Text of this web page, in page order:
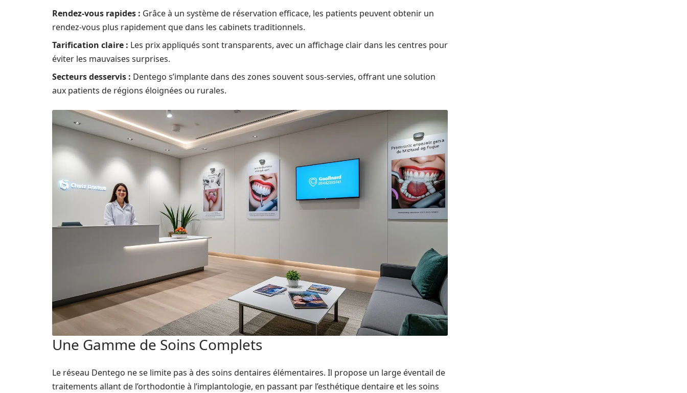
Rendez-vous rapides : Grâce à un système de réservation efficace, les patients peuvent obtenir un
rendez-vous plus rapidement que dans les cabinets traditionnels.
Tarification claire : Les prix appliqués sont transparents, avec un affichage clair dans les centres pour
éviter les mauvaises surprises.
Secteurs desservis : Dentego s’implante dans des zones souvent sous-servies, offrant une solution
aux patients de régions éloignées ou rurales.
Une Gamme de Soins Complets
Le réseau Dentego ne se limite pas à des soins dentaires élémentaires. Il propose un large éventail de
traitements allant de l’orthodontie à l’implantologie, en passant par l’esthétique dentaire et les soins